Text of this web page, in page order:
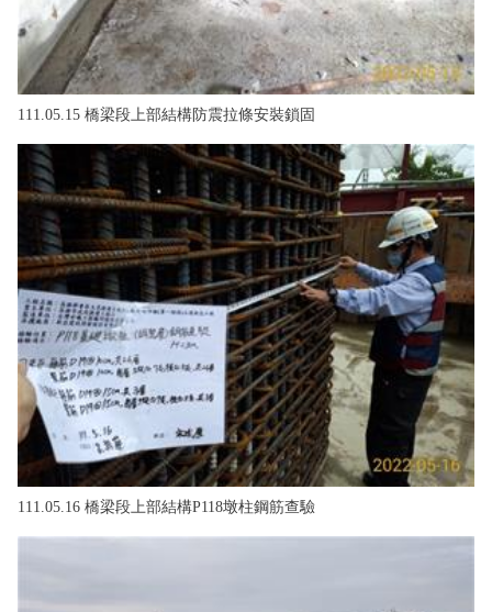
111.05.15 橋梁段上部結構防震拉條安裝鎖固
111.05.16 橋梁段上部結構P118墩柱鋼筋查驗